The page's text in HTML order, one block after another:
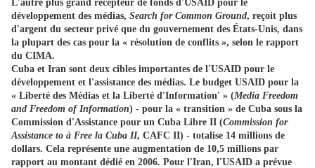
L'autre plus grand récepteur de fonds d'USAID pour le
développement des médias, Search for Common Ground, reçoit plus
d'argent du secteur privé que du gouvernement des États-Unis, dans
la plupart des cas pour la « résolution de conflits », selon le rapport
du CIMA.
Cuba et Iran sont deux cibles importantes de l'USAID pour le
développement et l'assistance des médias. Le budget USAID pour la
« Liberté des Médias et la Liberté d'Information' » (Media Freedom
and Freedom of Information) - pour la « transition » de Cuba sous la
Commission d'Assistance pour un Cuba Libre II (Commission for
Assistance to à Free la Cuba II, CAFC II) - totalise 14 millions de
dollars. Cela représente une augmentation de 10,5 millions par
rapport au montant dédié en 2006. Pour l'Iran, l'USAID a prévue